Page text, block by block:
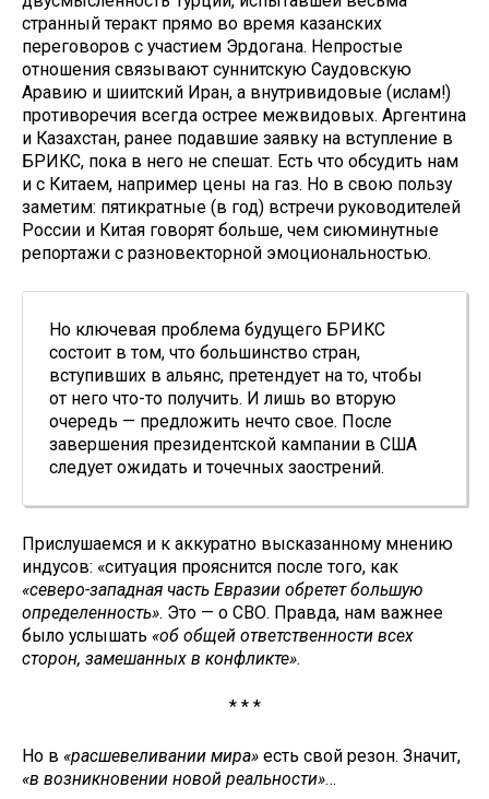
странный теракт прямо во время казанских
переговоров с участием Эрдогана. Непростые
отношения связывают суннитскую Саудовскую
Аравию и шиитский Иран, а внутривидовые (ислам!)
противоречия всегда острее межвидовых. Аргентина
и Казахстан, ранее подавшие заявку на вступление в
БРИКС, пока в него не спешат. Есть что обсудить нам
и с Китаем, например цены на газ. Но в свою пользу
заметим: пятикратные (в год) встречи руководителей
России и Китая говорят больше, чем сиюминутные
репортажи с разновекторной эмоциональностью.
Но ключевая проблема будущего БРИКС
состоит в том, что большинство стран,
вступивших в альянс, претендует на то, чтобы
от него что-то получить. И лишь во вторую
очередь — предложить нечто свое. После
завершения президентской кампании в США
следует ожидать и точечных заострений.
Прислушаемся и к аккуратно высказанному мнению
индусов: «ситуация прояснится после того, как
«северо-западная часть Евразии обретет большую
определенность». Это — о СВО. Правда, нам важнее
было услышать «об общей ответственности всех
сторон, замешанных в конфликте».
* * *
Но в «расшевеливании мира» есть свой резон. Значит,
«в возникновении новой реальности»…